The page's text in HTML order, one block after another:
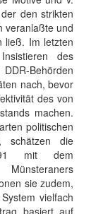
den strikten
veranlaßte und
ließ. Im letzten
des
Behörden
nach, bevor
des von
machen.
politischen
schätzen die
mit dem
sie zudem,
vielfach
basiert auf